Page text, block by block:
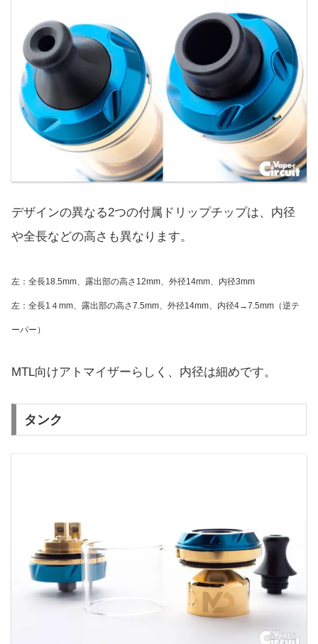
デザインの異なる2つの付属ドリップチップは、内径
や全長などの高さも異なります。
左：全長18.5mm、露出部の高さ12mm、外径14mm、内径3mm
左：全長1４mm、露出部の高さ7.5mm、外径14mm、内径4→7.5mm（逆テ
ーパー）
MTL向けアトマイザーらしく、内径は細めです。
タンク